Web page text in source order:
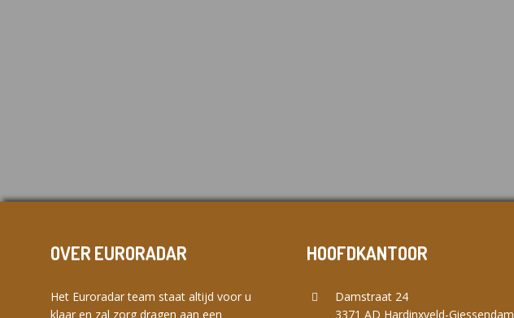
OVER EURORADAR
Het Euroradar team staat altijd voor u
klaar en zal zorg dragen aan een
HOOFDKANTOOR
Damstraat 24
3371 AD Hardinxveld-Giessendam